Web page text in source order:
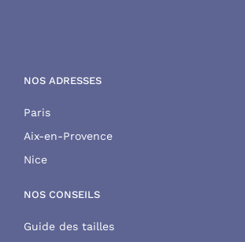
NOS ADRESSES
Paris
Aix-en-Provence
Nice
NOS CONSEILS
Guide des tailles